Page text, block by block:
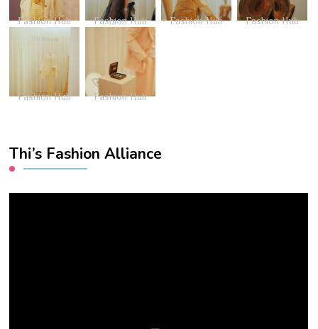
Fashion Hub Fashion Hub Fashion Hub Fashion Hub
Fashion Hub Fashion Hub
Thi’s Fashion Alliance